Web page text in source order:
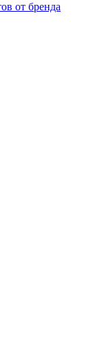
от бренда